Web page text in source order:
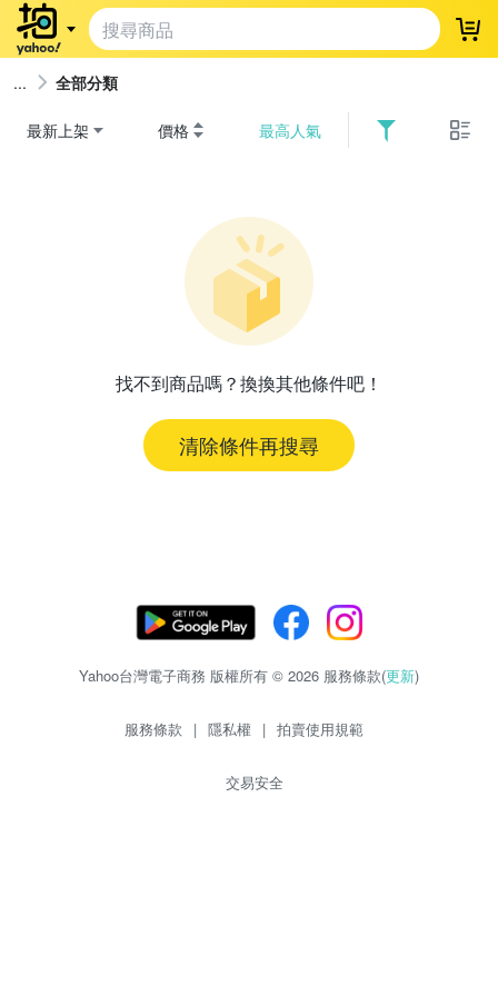
登
全部分類
最新上架 價格 最高人氣
找不到商品嗎？換換其他條件吧！
清除條件再搜尋
Yahoo台灣電子商務 版權所有 © 2026 服務條款(更新)
服務條款 | 隱私權 | 拍賣使用規範
交易安全